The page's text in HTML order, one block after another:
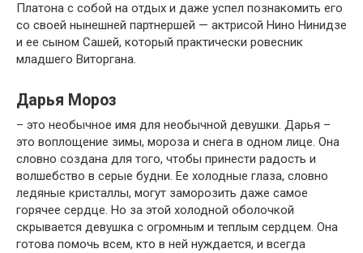
Платона с собой на отдых и даже успел познакомить его
со своей нынешней партнершей — актрисой Нино Нинидзе
и ее сыном Сашей, который практически ровесник
младшего Виторгана.
Дарья Мороз
– это необычное имя для необычной девушки. Дарья –
это воплощение зимы, мороза и снега в одном лице. Она
словно создана для того, чтобы принести радость и
волшебство в серые будни. Ее холодные глаза, словно
ледяные кристаллы, могут заморозить даже самое
горячее сердце. Но за этой холодной оболочкой
скрывается девушка с огромным и теплым сердцем. Она
готова помочь всем, кто в ней нуждается, и всегда